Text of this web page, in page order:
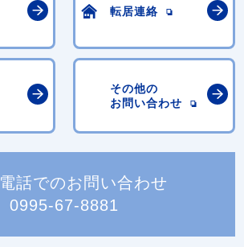
転居連絡
その他の
お問い合わせ
電話でのお問い合わせ
0995-67-8881